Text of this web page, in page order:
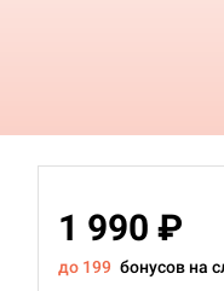
1 990 ₽
до 199 бонусов на